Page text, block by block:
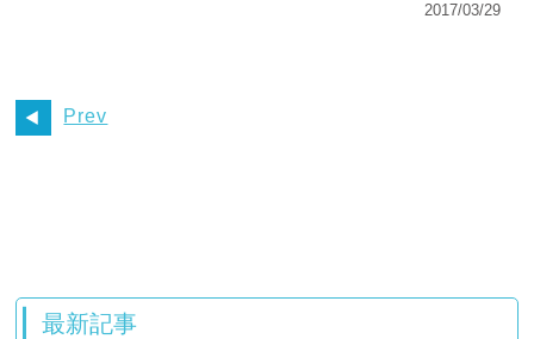
2017/03/29
Prev
最新記事